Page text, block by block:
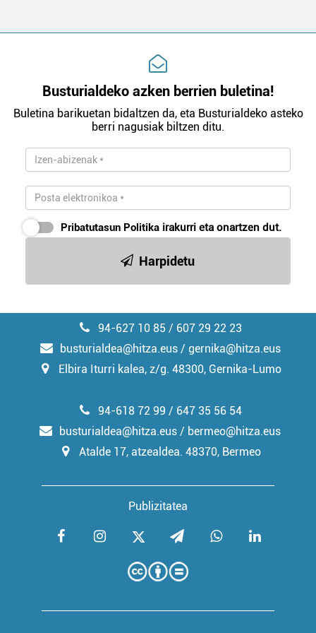
Busturialdeko azken berrien buletina!
Buletina barikuetan bidaltzen da, eta Busturialdeko asteko
berri nagusiak biltzen ditu.
Pribatutasun Politika irakurri eta onartzen dut.
Harpidetu
94-627 10 85 / 607 29 22 23
busturialdea@hitza.eus / gernika@hitza.eus
Elbira Iturri kalea, z/g. 48300, Gernika-Lumo
Publizitatea
94-618 72 99 / 647 35 56 54
busturialdea@hitza.eus / bermeo@hitza.eus
Atalde 17, atzealdea. 48370, Bermeo